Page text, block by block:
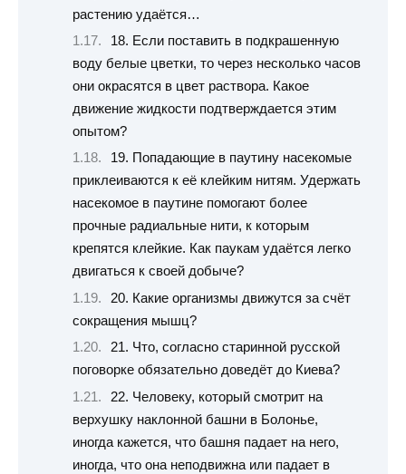
растению удаётся…
18. Если поставить в подкрашенную
воду белые цветки, то через несколько часов
они окрасятся в цвет раствора. Какое
движение жидкости подтверждается этим
опытом?
19. Попадающие в паутину насекомые
приклеиваются к её клейким нитям. Удержать
насекомое в паутине помогают более
прочные радиальные нити, к которым
крепятся клейкие. Как паукам удаётся легко
двигаться к своей добыче?
20. Какие организмы движутся за счёт
сокращения мышц?
21. Что, согласно старинной русской
поговорке обязательно доведёт до Киева?
22. Человеку, который смотрит на
верхушку наклонной башни в Болонье,
иногда кажется, что башня падает на него,
иногда, что она неподвижна или падает в